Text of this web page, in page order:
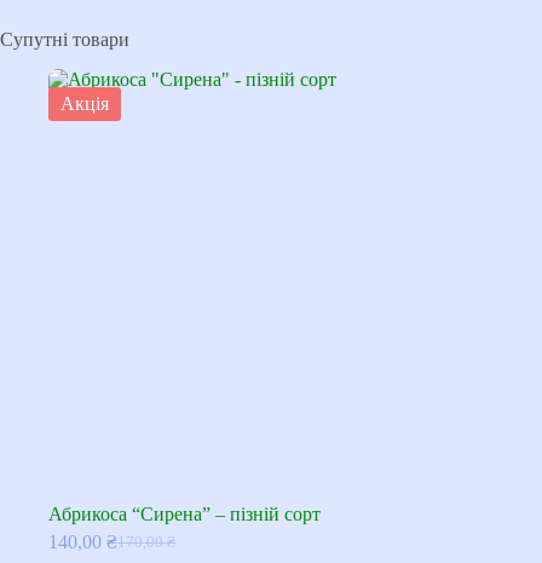
Супутні товари
Акція
Абрикоса “Сирена” – пізній сорт
170,00₴
Оригінальна
140,00 ₴Поточна